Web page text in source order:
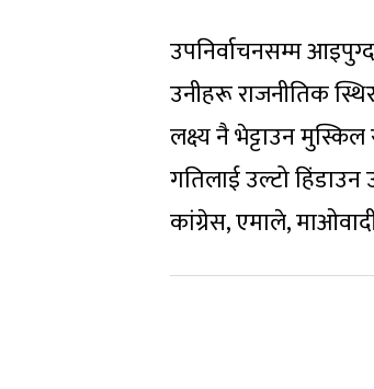
उपनिर्वाचनसम्म
उनीहरू राजनीतिक
लक्ष्य नै भेट्टाउन मुस्किल
गतिलाई उल्टो हिंडाउन
कांग्रेस, एमाले,